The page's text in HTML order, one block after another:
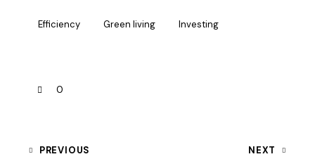
Efficiency Green living Investing
0
PREVIOUS NEXT